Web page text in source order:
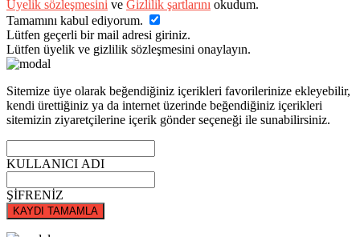
Üyelik sözleşmesini ve Gizlilik şartlarını okudum.
Tamamını kabul ediyorum.
Lütfen geçerli bir mail adresi giriniz.
Lütfen üyelik ve gizlilik sözleşmesini onaylayın.
Sitemize üye olarak beğendiğiniz içerikleri favorilerinize ekleyebilir,
kendi ürettiğiniz ya da internet üzerinde beğendiğiniz içerikleri
sitemizin ziyaretçilerine içerik gönder seçeneği ile sunabilirsiniz.
KULLANICI ADI
ŞİFRENİZ
KAYDI TAMAMLA